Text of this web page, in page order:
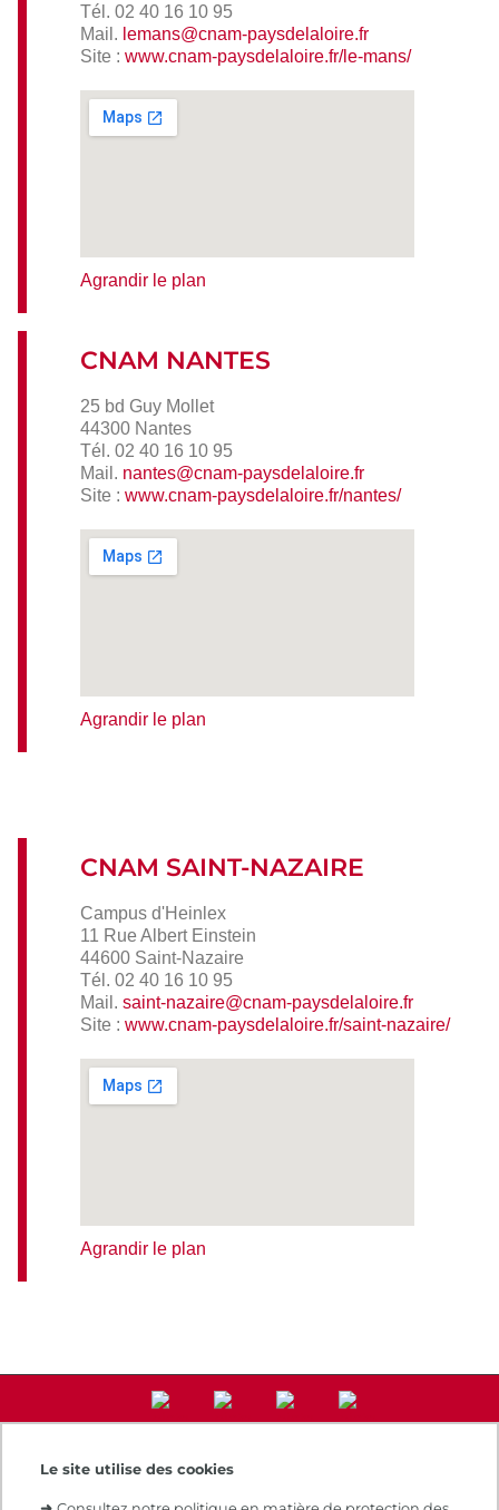
Le site utilise des cookies
Tél. 02 40 16 10 95
Mail. lemans@cnam-paysdelaloire.fr
Site : www.cnam-paysdelaloire.fr/le-mans/
Agrandir le plan
CNAM NANTES
25 bd Guy Mollet
44300 Nantes
Tél. 02 40 16 10 95
Mail. nantes@cnam-paysdelaloire.fr
Site : www.cnam-paysdelaloire.fr/nantes/
Agrandir le plan
CNAM SAINT-NAZAIRE
Campus d'Heinlex
11 Rue Albert Einstein
44600 Saint-Nazaire
Tél. 02 40 16 10 95
Mail. saint-nazaire@cnam-paysdelaloire.fr
Site : www.cnam-paysdelaloire.fr/saint-nazaire/
Agrandir le plan
Accès direct